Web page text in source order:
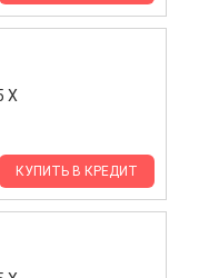
КУПИТЬ В КРЕДИТ